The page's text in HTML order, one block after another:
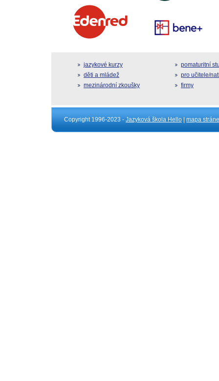
jazykové kurzy
děti a mládež
mezinárodní zkoušky
pomaturitní
pro učitele/
firmy
Copyright 1996-2023 - Jazyková škola Hello | mapa